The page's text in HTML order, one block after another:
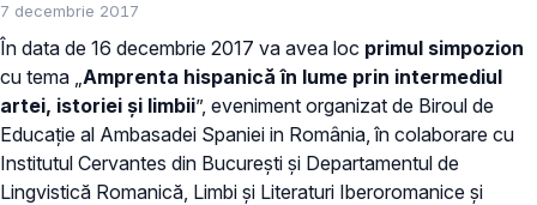
7 decembrie 2017
În data de 16 decembrie 2017 va avea loc primul simpozion
cu tema „ Amprenta hispanică în lume prin intermediul
artei, istoriei și limbii”, eveniment organizat de Biroul de
Educație al Ambasadei Spaniei in România, în colaborare cu
Institutul Cervantes din București și Departamentul de
Lingvistică Romanică, Limbi și Literaturi Iberoromanice și